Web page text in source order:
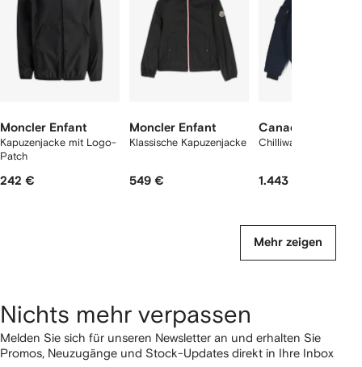
Moncler Enfant
Kapuzenjacke mit Logo-
Patch
242 €
Moncler Enfant
Klassische Kapuzenjacke
549 €
Canada Goose
Chilliwack
1.443 €
Mehr zeigen
Nichts mehr verpassen
Melden Sie sich für unseren Newsletter an und erhalten Sie
Promos, Neuzugänge und Stock-Updates direkt in Ihre Inbox